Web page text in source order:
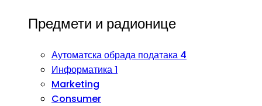
Предмети и радионице
Аутоматска обрада података 4
Информатика 1
Marketing
Consumer